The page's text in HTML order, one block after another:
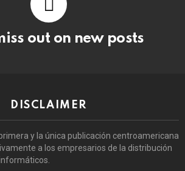
out on new posts
DISCLAIMER
y la única publicación centroamericana
a los empresarios de la distribución